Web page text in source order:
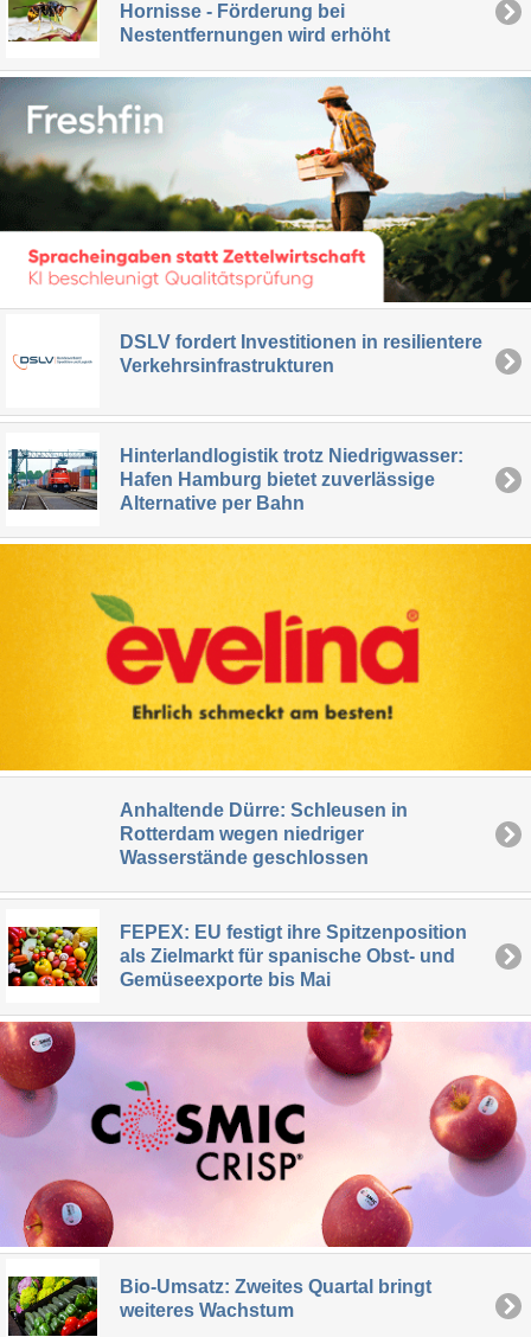
Hornisse - Förderung bei
Nestentfernungen wird erhöht
DSLV fordert Investitionen in resilientere
Verkehrsinfrastrukturen
Hinterlandlogistik trotz Niedrigwasser:
Hafen Hamburg bietet zuverlässige
Alternative per Bahn
Anhaltende Dürre: Schleusen in
Rotterdam wegen niedriger
Wasserstände geschlossen
FEPEX: EU festigt ihre Spitzenposition
als Zielmarkt für spanische Obst- und
Gemüseexporte bis Mai
Bio-Umsatz: Zweites Quartal bringt
weiteres Wachstum